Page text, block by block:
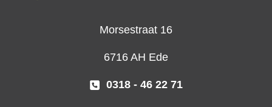
Morsestraat 16
6716 AH Ede
0318 - 46 22 71